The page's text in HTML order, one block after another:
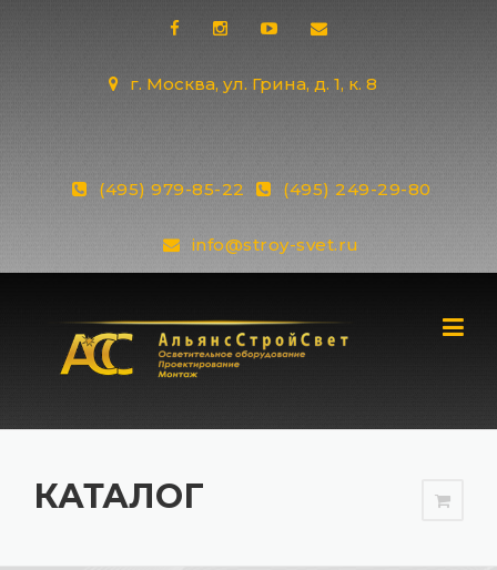
г. Москва, ул. Грина, д. 1, к. 8
(495) 979-85-22 (495) 249-29-80
info@stroy-svet.ru
КАТАЛОГ